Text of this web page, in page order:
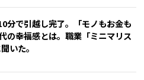
分で引越し完了。「モノもお金も
の幸福感とは。職業「ミニマリス
いた。